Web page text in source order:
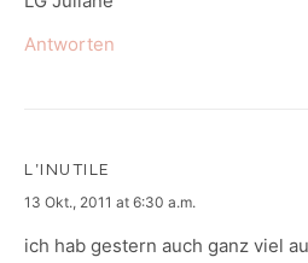
Antworten
L'INUTILE
says:
13 Okt., 2011 at 6:30 a.m.
ich hab gestern auch ganz viel